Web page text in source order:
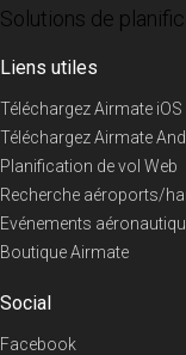
Solutions de
Liens utiles
Téléchargez Airmate iOS
Téléchargez Airmate
Planification de vol Web
Recherche aéroports/
Evénements
Boutique Airmate
Social
Facebook